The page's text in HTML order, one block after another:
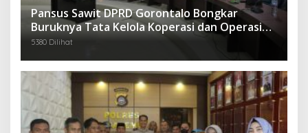
Pansus Sawit DPRD Gorontalo Bongkar
Buruknya Tata Kelola Koperasi dan Operasi
Ilegal Perusahaan
5380 Dilihat